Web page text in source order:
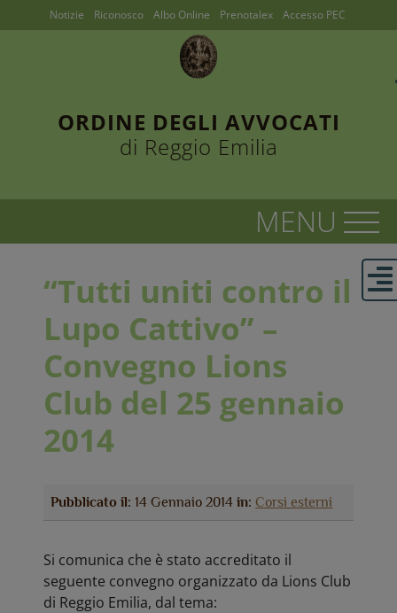
ORDINE DEGLI AVVOCATI
di Reggio Emilia
Notizie Riconosco Albo Online Prenotalex Accesso PEC
“Tutti uniti contro il
Lupo Cattivo” –
Convegno Lions
Club del 25 gennaio
2014
Pubblicato il: 14 Gennaio 2014in: Corsi esterni
Si comunica che è stato accreditato il
seguente convegno organizzato da Lions Club
di Reggio Emilia, dal tema: